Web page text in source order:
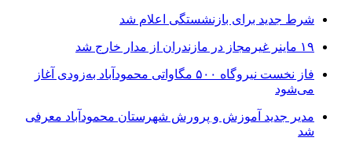
شرط جدید برای بازنشستگی اعلام شد
۱۹ ماینر غیرمجاز در مازندران از مدار خارج شد
فاز نخست نیروگاه ۵۰۰ مگاواتی محمودآباد به‌زودی آغاز
می‌شود
مدیر جدید آموزش و پرورش شهرستان محمودآباد معرفی
شد